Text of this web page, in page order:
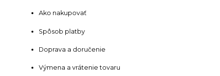
Ako nakupovať
Spôsob platby
Doprava a doručenie
Výmena a vrátenie tovaru